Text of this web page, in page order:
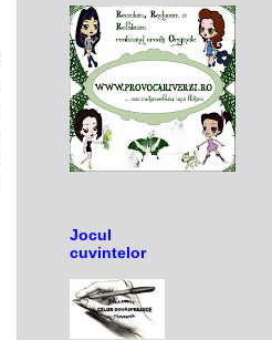
Jocul
cuvintelor